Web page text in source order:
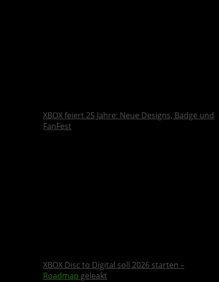
XBOX feiert 25 Jahre: Neue Designs, Badge und
FanFest
XBOX Disc to Digital soll 2026 starten –
Roadmap geleakt